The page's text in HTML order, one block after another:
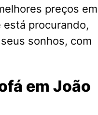
preços em
está procurando,
sonhos, com
em João